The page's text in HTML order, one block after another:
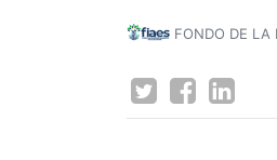
FONDO DE LA